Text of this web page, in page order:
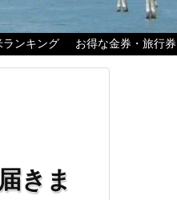
ランキング お得な金券・旅行券
きま